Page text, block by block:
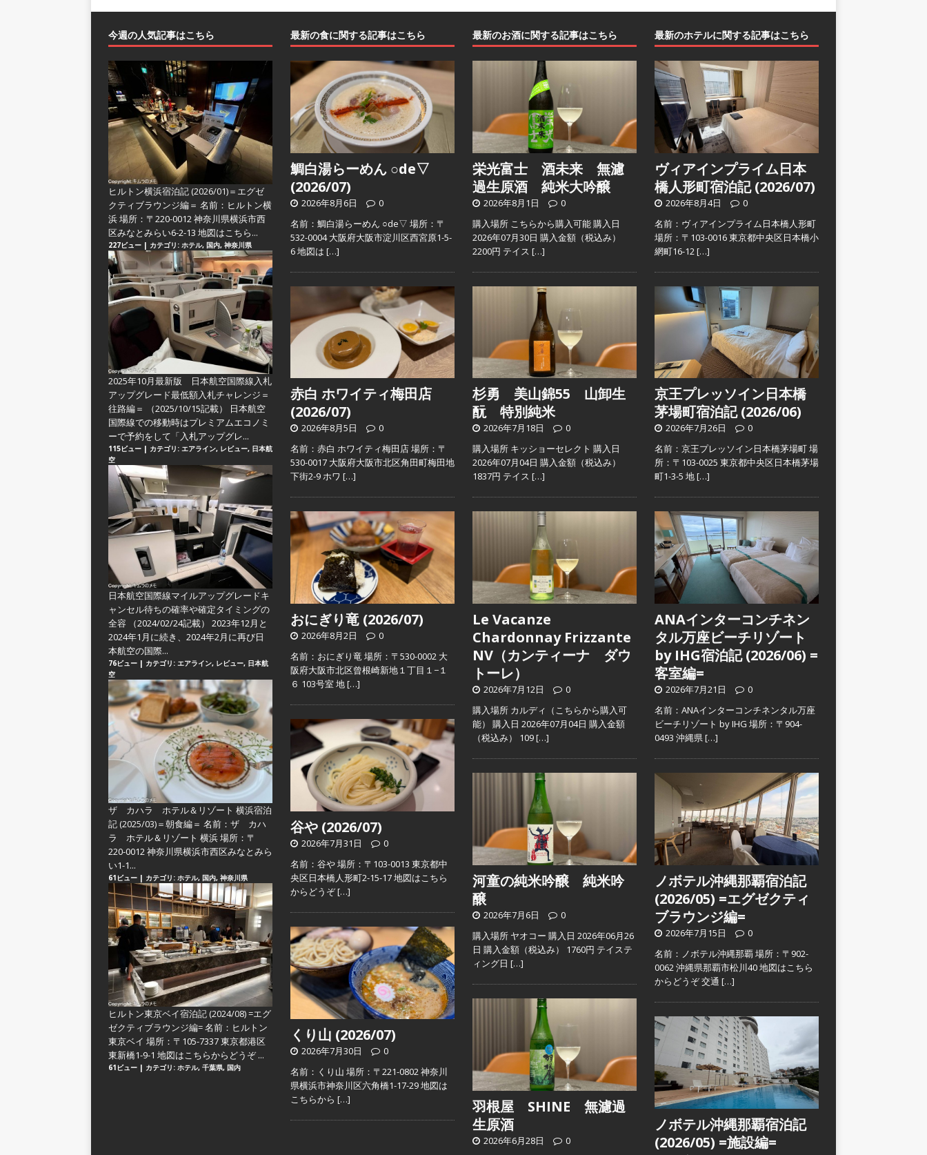
今週の人気記事はこちら
ヒルトン横浜宿泊記 (2026/01)＝エグゼ
クティブラウンジ編＝ 名前：ヒルトン横
浜 場所：〒220-0012 神奈川県横浜市西
区みなとみらい6-2-13 地図はこちら...
227ビュー | カテゴリ: ホテル, 国内, 神奈川県
2025年10月最新版 日本航空国際線入札
アップグレード最低額入札チャレンジ＝
往路編＝
（2025/10/15記載） 日本航空
国際線での移動時はプレミアムエコノミ
ーで予約をして「入札アップグレ...
115ビュー | カテゴリ: エアライン, レビュー, 日本航
空
日本航空国際線マイルアップグレードキ
ャンセル待ちの確率や確定タイミングの
全容
（2024/02/24記載） 2023年12月と
2024年1月に続き、2024年2月に再び日
本航空の国際...
76ビュー | カテゴリ: エアライン, レビュー, 日本航
空
ザ カハラ ホテル＆リゾート 横浜宿泊
記 (2025/03)＝朝食編＝ 名前：ザ カハ
ラ ホテル＆リゾート 横浜 場所：〒
220-0012 神奈川県横浜市西区みなとみら
い1-1...
61ビュー | カテゴリ: ホテル, 国内, 神奈川県
ヒルトン東京ベイ宿泊記 (2024/08) =エグ
ゼクティブラウンジ編=名前：ヒルトン
東京ベイ 場所：〒105-7337 東京都港区
東新橋1-9-1 地図はこちらからどうぞ ...
61ビュー | カテゴリ: ホテル, 千葉県, 国内
最新の食に関する記事はこちら
鯛白湯らーめん ○de▽
(2026/07)
2026年8月6日
0
名前：鯛白湯らーめん ○de▽ 場所：〒
532-0004 大阪府大阪市淀川区西宮原1-5-
6 地図は […]
赤白 ホワイティ梅田店
(2026/07)
2026年8月5日
0
名前：赤白 ホワイティ梅田店 場所：〒
530-0017 大阪府大阪市北区角田町梅田地
下街2-9 ホワ […]
おにぎり竜 (2026/07)
2026年8月2日
0
名前：おにぎり竜 場所：〒530-0002 大
阪府大阪市北区曾根崎新地１丁目１−１
６ 103号室 地[…]
谷や (2026/07)
2026年7月31日
0
名前：谷や 場所：〒103-0013 東京都中
央区日本橋人形町2-15-17 地図はこちら
からどうぞ[…]
くり山 (2026/07)
2026年7月30日
0
名前：くり山 場所：〒221-0802 神奈川
県横浜市神奈川区六角橋1-17-29 地図は
こちらから […]
最新のお酒に関する記事はこちら
栄光富士 酒未来 無濾
過生原酒 純米大吟醸
2026年8月1日
0
購入場所 こちらから購入可能 購入日
2026年07月30日 購入金額（税込み）
2200円 テイス […]
杉勇 美山錦55 山卸生
酛 特別純米
2026年7月18日
0
購入場所 キッショーセレクト 購入日
2026年07月04日 購入金額（税込み）
1837円 テイス […]
Le Vacanze
Chardonnay Frizzante
NV（カンティーナ ダウ
トーレ）
2026年7月12日
0
購入場所 カルディ（こちらから購入可
能） 購入日 2026年07月04日 購入金額
（税込み） 109[…]
河童の純米吟醸 純米吟
醸
2026年7月6日
0
購入場所 ヤオコー 購入日 2026年06月26
日 購入金額（税込み） 1760円 テイステ
ィング日 […]
羽根屋 SHINE 無濾過
生原酒
2026年6月28日
0
最新のホテルに関する記事はこちら
ヴィアインプライム日本
橋人形町宿泊記 (2026/07)
2026年8月4日
0
名前：ヴィアインプライム日本橋人形町
場所：〒103-0016 東京都中央区日本橋小
網町16-12[…]
京王プレッソイン日本橋
茅場町宿泊記 (2026/06)
2026年7月26日
0
名前：京王プレッソイン日本橋茅場町 場
所：〒103-0025 東京都中央区日本橋茅場
町1-3-5 地[…]
ANAインターコンチネン
タル万座ビーチリゾート
by IHG宿泊記 (2026/06) =
客室編=
2026年7月21日
0
名前：ANAインターコンチネンタル万座
ビーチリゾート by IHG 場所：〒904-
0493 沖縄県[…]
ノボテル沖縄那覇宿泊記
(2026/05) =エグゼクティ
ブラウンジ編=
2026年7月15日
0
名前：ノボテル沖縄那覇 場所：〒902-
0062 沖縄県那覇市松川40 地図はこちら
からどうぞ 交通 […]
ノボテル沖縄那覇宿泊記
(2026/05) =施設編=